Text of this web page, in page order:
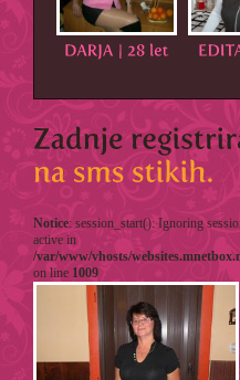
Notice: session_start(): Ignoring
active in
/var/www/vhosts/
on line 1009